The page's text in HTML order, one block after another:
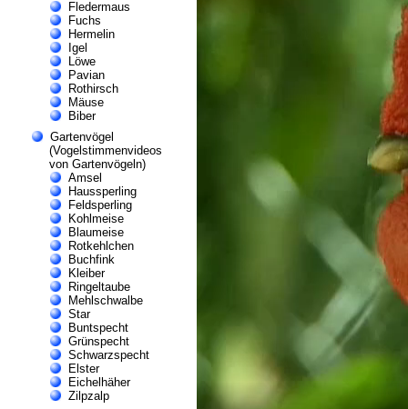
Fledermaus
Fuchs
Hermelin
Igel
Löwe
Pavian
Rothirsch
Mäuse
Biber
Gartenvögel
(Vogelstimmenvideos
von Gartenvögeln)
Amsel
Haussperling
Feldsperling
Kohlmeise
Blaumeise
Rotkehlchen
Buchfink
Kleiber
Ringeltaube
Mehlschwalbe
Star
Buntspecht
Grünspecht
Schwarzspecht
Elster
Eichelhäher
Zilpzalp